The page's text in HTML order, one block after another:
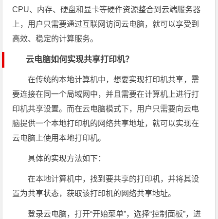
CPU、内存、硬盘和显卡等硬件资源整合到云端服务器
上，用户只需要通过互联网访问云电脑，就可以享受到
高效、稳定的计算服务。
云电脑如何实现共享打印机？
在传统的本地计算机中，想要实现打印机共享，需
要连接在同一个局域网中，并且需要在计算机上进行打
印机共享设置。而在云电脑模式下，用户只需要向云电
脑提供一个本地打印机的网络共享地址，就可以实现在
云电脑上使用本地打印机。
具体的实现方法如下：
在本地计算机中，找到要共享的打印机，并将其设
置为共享状态，获取该打印机的网络共享地址。
登录云电脑，打开“开始菜单”，选择“控制面板”，进